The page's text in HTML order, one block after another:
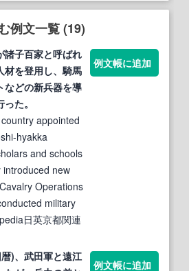
例文一覧 (19)
諸子百家と呼ばれ
材を登用し、騎馬
などの新兵器を導
た。
appointed
hyakka
and schools
new
Operations
military
日英京都関連
例文帳に追加
)、武田軍と遠江
例文帳に追加